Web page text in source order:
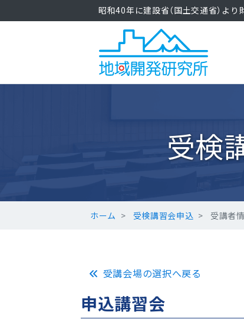
昭和40年に建設省（国土交通省）よ
受検
ホーム 受検講習会申込 受講者
受講会場の選択へ戻る
申込講習会